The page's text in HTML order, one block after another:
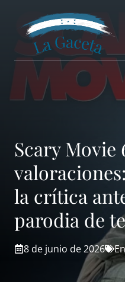
contenido
Scary Movie
la crítica
parodia de
8 de junio de 2026